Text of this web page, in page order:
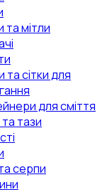
та мітли
та сітки для
для сміття
тази
серпи